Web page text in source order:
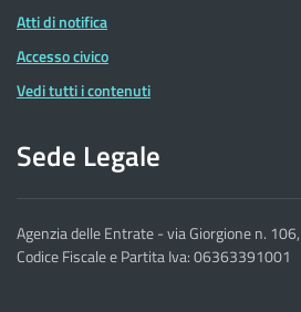
Atti di notifica
Accesso civico
Vedi tutti i contenuti
Sede Legale
Agenzia delle Entrate - via Giorgione n.
Codice Fiscale e Partita Iva: 06363391001